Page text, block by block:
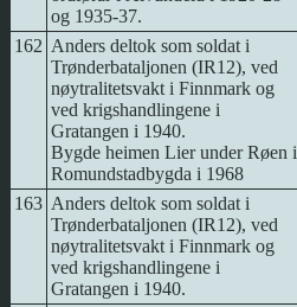
og 1935-37.
162 Anders deltok som soldat i
Trønderbataljonen (IR12), ved
nøytralitetsvakt i Finnmark og
ved krigshandlingene i
Gratangen i 1940.
Bygde heimen Lier under Røen i
Romundstadbygda i 1968
163 Anders deltok som soldat i
Trønderbataljonen (IR12), ved
nøytralitetsvakt i Finnmark og
ved krigshandlingene i
Gratangen i 1940.